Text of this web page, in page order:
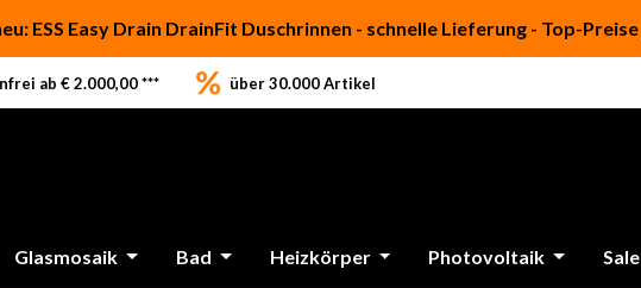
ESS Easy Drain DrainFit Duschrinnen - schnelle Lieferung - Top-Preise
ab € 2.000,00 *** über 30.000 Artikel
Glasmosaik Bad Heizkörper Photovoltaik Sale